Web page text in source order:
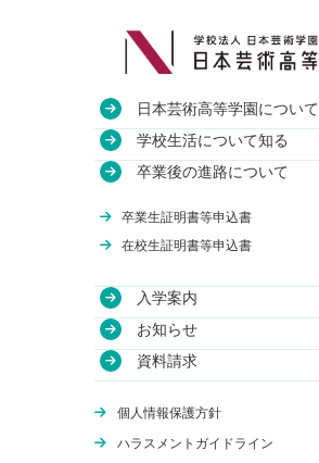
日本芸術高等学園について
教育方針
沿革
関連校
学校生活について知る
授業・校舎について
年間行事について
卒業後の進路について
卒業生証明書等申込書
在校生証明書等申込書
入学案内
学費について
WEB出願
体験授業
オンライン学校説明会
編入学について
お知らせ
資料請求
個人情報保護方針
ハラスメントガイドライン